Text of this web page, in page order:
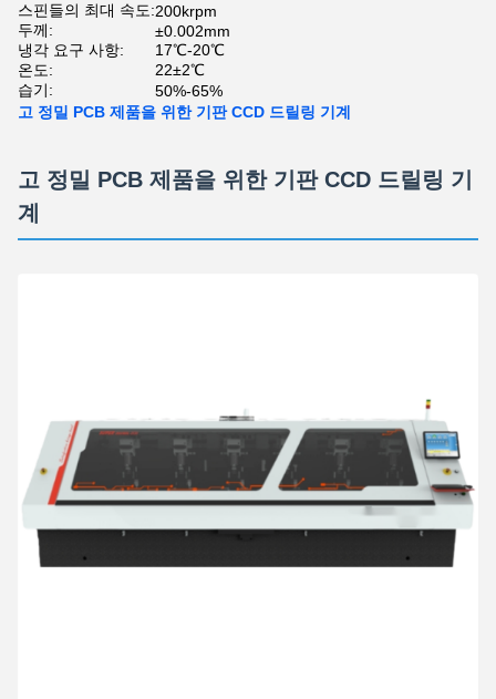
스핀들의 최대 속도:200krpm
두께:
±0.002mm
냉각 요구 사항:
17℃-20℃
온도:
22±2℃
습기:
50%-65%
고 정밀 PCB 제품을 위한 기판 CCD 드릴링 기계
고 정밀 PCB 제품을 위한 기판 CCD 드릴링 기
계